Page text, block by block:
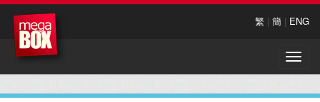
繁 | 簡 | ENG
Toggle